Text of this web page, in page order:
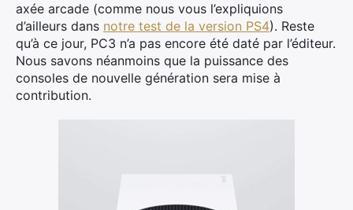
axée arcade (comme nous vous l’expliquions
d’ailleurs dans notre test de la version PS4). Reste
qu’à ce jour, PC3 n’a pas encore été daté par l’éditeur.
Nous savons néanmoins que la puissance des
consoles de nouvelle génération sera mise à
contribution.